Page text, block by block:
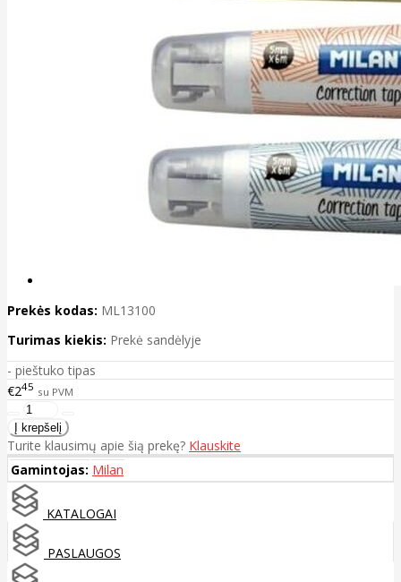
Prekės kodas: ML13100
Turimas kiekis: Prekė sandėlyje
- pieštuko tipas
€245 su PVM
Turite klausimų apie šią prekę? Klauskite
Gamintojas: Milan
KATALOGAI
PASLAUGOS